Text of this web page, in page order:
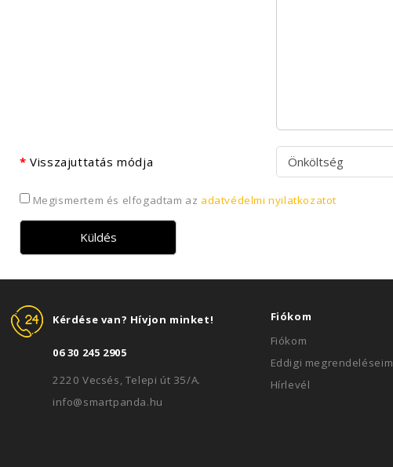
Visszajuttatás módja
Megismertem és elfogadtam az adatvédelmi nyilatkozatot
Kérdése van? Hívjon minket!
06 30 245 2905
2220 Vecsés, Telepi út 35/A.
info@smartpanda.hu
Fiókom
Fiókom
Eddigi megrendeléseim
Hírlevél